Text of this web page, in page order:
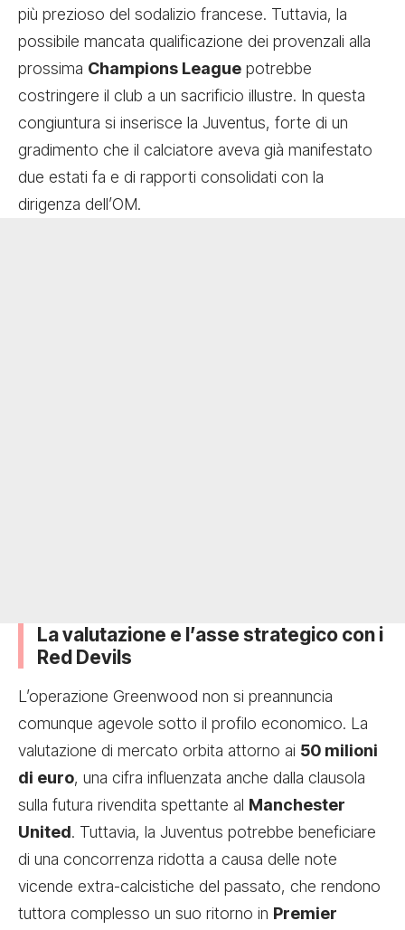
più prezioso del sodalizio francese. Tuttavia, la
possibile mancata qualificazione dei provenzali alla
prossima Champions League potrebbe
costringere il club a un sacrificio illustre. In questa
congiuntura si inserisce la Juventus, forte di un
gradimento che il calciatore aveva già manifestato
due estati fa e di rapporti consolidati con la
dirigenza dell’OM.
La valutazione e l’asse strategico con i
Red Devils
L’operazione Greenwood non si preannuncia
comunque agevole sotto il profilo economico. La
valutazione di mercato orbita attorno ai 50 milioni
di euro, una cifra influenzata anche dalla clausola
sulla futura rivendita spettante al Manchester
United. Tuttavia, la Juventus potrebbe beneficiare
di una concorrenza ridotta a causa delle note
vicende extra-calcistiche del passato, che rendono
tuttora complesso un suo ritorno in Premier